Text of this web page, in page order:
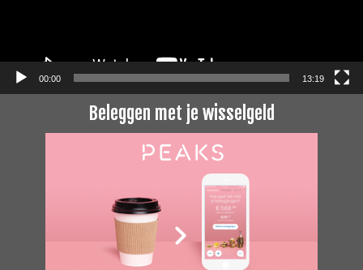
00:00 13:19
Beleggen met je wisselgeld